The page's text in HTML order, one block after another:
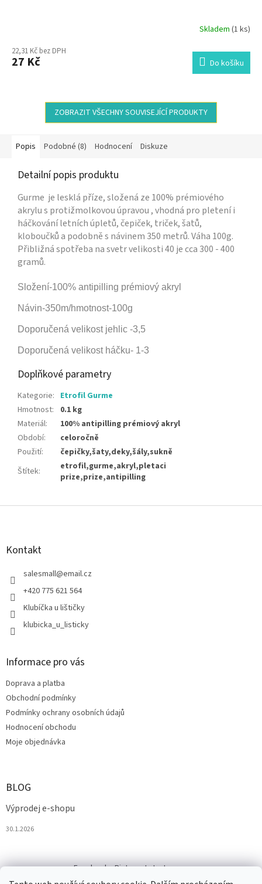
Skladem (1 ks)
22,31 Kč bez DPH
27 Kč Do košíku
ZOBRAZIT VŠECHNY SOUVISEJÍCÍ PRODUKTY
Popis Podobné (8) Hodnocení Diskuze
Detailní popis produktu
Gurme je lesklá příze, složená ze 100% prémiového
akrylu s protižmolkovou úpravou , vhodná pro pletení i
háčkování letních úpletů, čepiček, triček, šatů,
kloboučků a podobně s návinem 350 metrů. Váha 100g.
Přibližná spotřeba na svetr velikosti 40 je cca 300 - 400
gramů.
Složení-100% antipilling prémiový akryl
Návin-350m/hmotnost-100g
Doporučená velikost jehlic -3,5
Doporučená velikost háčku- 1-3
Doplňkové parametry
Kategorie: Etrofil Gurme
Hmotnost:
0.1 kg
Materiál:
100% antipilling prémiový akryl
Období:
celoročně
Použití:
čepičky,šaty,deky,šály,sukně
Štítek:
etrofil,gurme,akryl,pletaci
prize,prize,antipilling
Z
Kontakt
salesmall@email.cz
+420 775 621 564
Klubíčka u lištičky
klubicka_u_listicky
Informace pro vás
Doprava a platba
Obchodní podmínky
Podmínky ochrany osobních údajů
Hodnocení obchodu
Moje objednávka
BLOG
Výprodej e-shopu
30.1.2026
Facebook Pinterest Instagram